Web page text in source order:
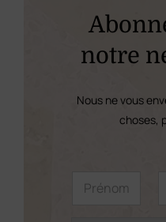
notre
Nous ne vous
choses,